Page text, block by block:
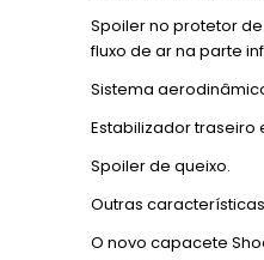
Spoiler no protetor
fluxo de ar na parte
Sistema
Estabilizador
Spoiler de queixo.
Outras características
O novo capacete